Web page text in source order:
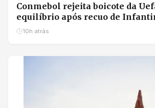
Conmebol rejeita boicote da
equilíbrio após recuo de
10h atrás